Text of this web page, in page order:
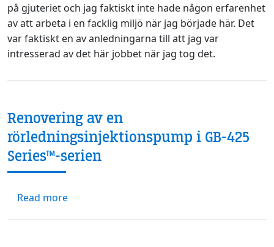
på gjuteriet och jag faktiskt inte hade någon erfarenhet
av att arbeta i en facklig miljö när jag började här. Det
var faktiskt en av anledningarna till att jag var
intresserad av det här jobbet när jag tog det.
Renovering av en
rörledningsinjektionspump i GB-425
Series™-serien
Read moreabout Renovering av en